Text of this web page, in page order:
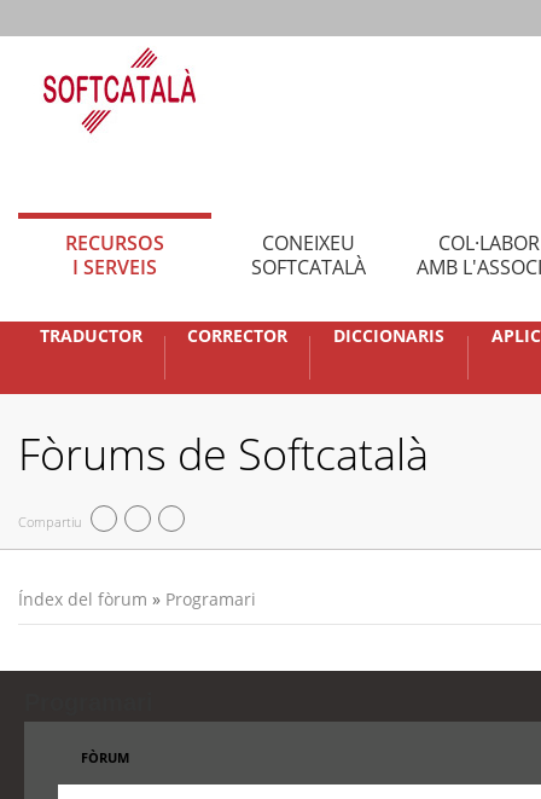
RECURSOS
I SERVEIS
CONEIXEU
SOFTCATALÀ
AMB
TRADUCTOR CORRECTOR DICCIONARIS
Fòrums de Softcatalà
Compartiu
Índex del fòrum » Programari
FÒRUM